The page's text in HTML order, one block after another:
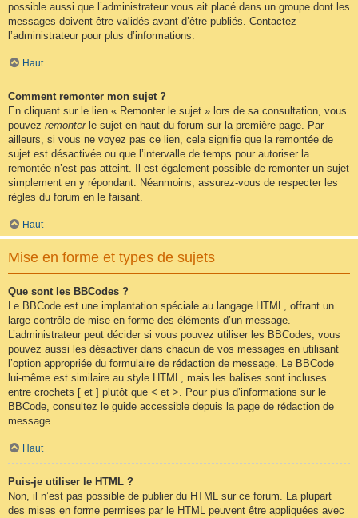
possible aussi que l’administrateur vous ait placé dans un groupe dont les
messages doivent être validés avant d’être publiés. Contactez
l’administrateur pour plus d’informations.
Haut
Comment remonter mon sujet ?
En cliquant sur le lien « Remonter le sujet » lors de sa consultation, vous
pouvez remonterle sujet en haut du forum sur la première page. Par
ailleurs, si vous ne voyez pas ce lien, cela signifie que la remontée de
sujet est désactivée ou que l’intervalle de temps pour autoriser la
remontée n’est pas atteint. Il est également possible de remonter un sujet
simplement en y répondant. Néanmoins, assurez-vous de respecter les
règles du forum en le faisant.
Haut
Mise en forme et types de sujets
Que sont les BBCodes ?
Le BBCode est une implantation spéciale au langage HTML, offrant un
large contrôle de mise en forme des éléments d’un message.
L’administrateur peut décider si vous pouvez utiliser les BBCodes, vous
pouvez aussi les désactiver dans chacun de vos messages en utilisant
l’option appropriée du formulaire de rédaction de message. Le BBCode
lui-même est similaire au style HTML, mais les balises sont incluses
entre crochets [ et ] plutôt que < et >. Pour plus d’informations sur le
BBCode, consultez le guide accessible depuis la page de rédaction de
message.
Haut
Puis-je utiliser le HTML ?
Non, il n’est pas possible de publier du HTML sur ce forum. La plupart
des mises en forme permises par le HTML peuvent être appliquées avec